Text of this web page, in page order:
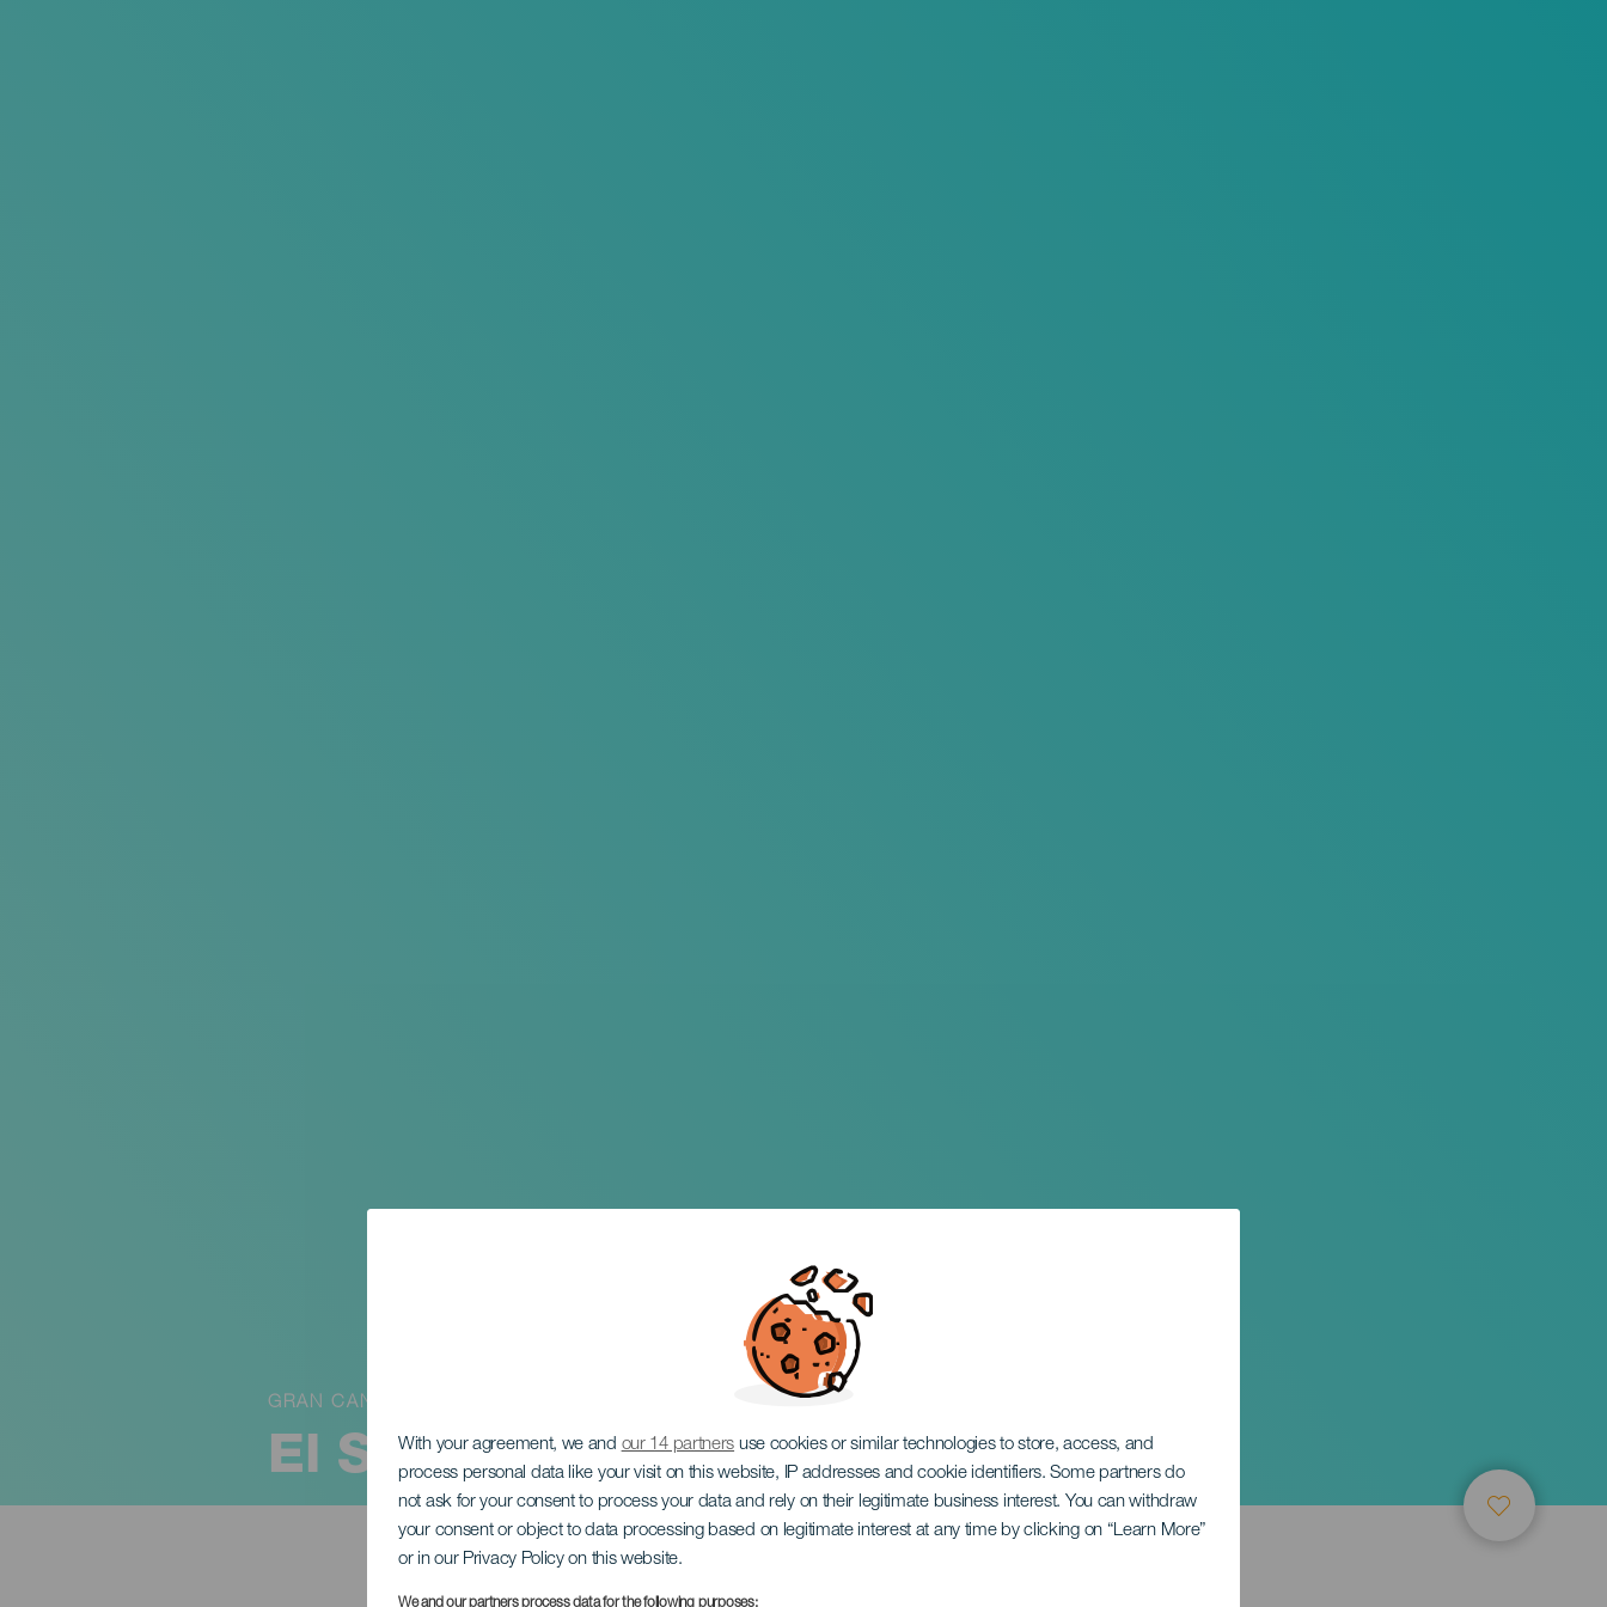
With your agreement, we and our 14 partners use cookies or similar technologies to store, access, and
process personal data like your visit on this website, IP addresses and cookie identifiers. Some partners do
not ask for your consent to process your data and rely on their legitimate business interest. You can withdraw
your consent or object to data processing based on legitimate interest at any time by clicking on “Learn More”
or in our Privacy Policy on this website.
We and our partners process data for the following purposes:
El Sueño y la Vigilia
GRAN CANARIA